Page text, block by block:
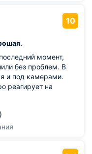
10
момент,
без проблем. В
и под камерами.
реагирует на